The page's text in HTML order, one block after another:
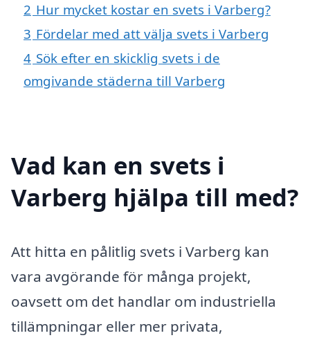
2 Hur mycket kostar en svets i Varberg?
3 Fördelar med att välja svets i Varberg
4 Sök efter en skicklig svets i de
omgivande städerna till Varberg
Vad kan en svets i
Varberg hjälpa till med?
Att hitta en pålitlig svets i Varberg kan
vara avgörande för många projekt,
oavsett om det handlar om industriella
tillämpningar eller mer privata,